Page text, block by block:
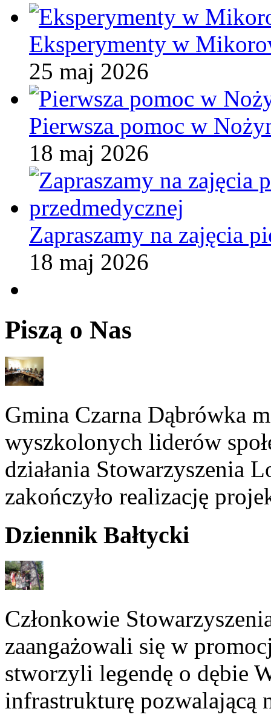
Eksperymenty w
25 maj 2026
Pierwsza pomoc w
18 maj 2026
Zapraszamy na zajęcia
18 maj 2026
Piszą o Nas
Gmina Czarna Dąbrówka
wyszkolonych liderów
działania Stowarzyszenia
zakończyło realizację
Dziennik Bałtycki
Członkowie
zaangażowali się w
stworzyli legendę o dębie
infrastrukturę pozwalającą